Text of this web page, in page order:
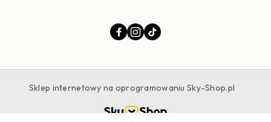
Sklep internetowy na oprogramowaniu Sky-Shop.pl